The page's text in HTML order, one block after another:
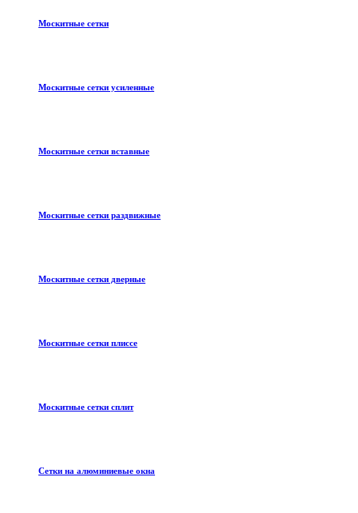
Москитные сетки
Москитные сетки усиленные
Москитные сетки вставные
Москитные сетки раздвижные
Москитные сетки дверные
Москитные сетки плиссе
Москитные сетки сплит
Сетки на алюминиевые окна